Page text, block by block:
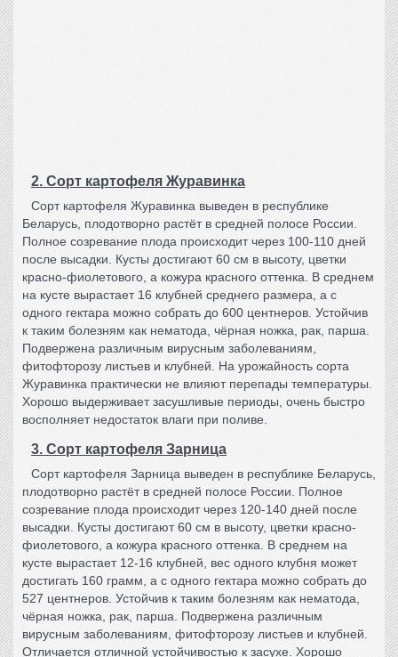
2. Сорт картофеля Журавинка
Сорт картофеля Журавинка выведен в республике
Беларусь, плодотворно растёт в средней полосе России.
Полное созревание плода происходит через 100-110 дней
после высадки. Кусты достигают 60 см в высоту, цветки
красно-фиолетового, а кожура красного оттенка. В среднем
на кусте вырастает 16 клубней среднего размера, а с
одного гектара можно собрать до 600 центнеров. Устойчив
к таким болезням как нематода, чёрная ножка, рак, парша.
Подвержена различным вирусным заболеваниям,
фитофторозу листьев и клубней. На урожайность сорта
Журавинка практически не влияют перепады температуры.
Хорошо выдерживает засушливые периоды, очень быстро
восполняет недостаток влаги при поливе.
3. Сорт картофеля Зарница
Сорт картофеля Зарница выведен в республике Беларусь,
плодотворно растёт в средней полосе России. Полное
созревание плода происходит через 120-140 дней после
высадки. Кусты достигают 60 см в высоту, цветки красно-
фиолетового, а кожура красного оттенка. В среднем на
кусте вырастает 12-16 клубней, вес одного клубня может
достигать 160 грамм, а с одного гектара можно собрать до
527 центнеров. Устойчив к таким болезням как нематода,
чёрная ножка, рак, парша. Подвержена различным
вирусным заболеваниям, фитофторозу листьев и клубней.
Отличается отличной устойчивостью к засухе. Хорошо